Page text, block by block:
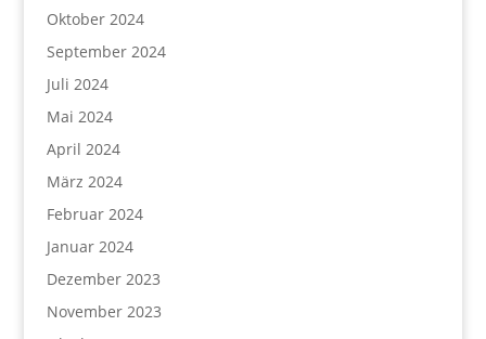
Oktober 2024
September 2024
Juli 2024
Mai 2024
April 2024
März 2024
Februar 2024
Januar 2024
Dezember 2023
November 2023